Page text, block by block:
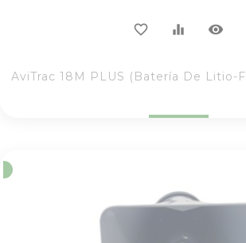
favorite_border equalizer visibility
AviTrac 18M PLUS (Batería De Litio-